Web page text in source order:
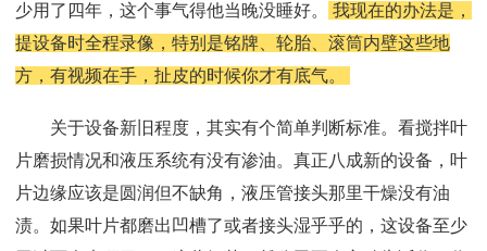
少用了四年，这个事气得他当晚没睡好。
我现在的办法是，
提设备时全程录像，特别是铭牌、轮胎、滚筒内壁这些地
方，有视频在手，扯皮的时候你才有底气。
关于设备新旧程度，其实有个简单判断标准。看搅拌叶
片磨损情况和液压系统有没有渗油。真正八成新的设备，叶
片边缘应该是圆润但不缺角，液压管接头那里干燥没有油
渍。如果叶片都磨出凹槽了或者接头湿乎乎的，这设备至少